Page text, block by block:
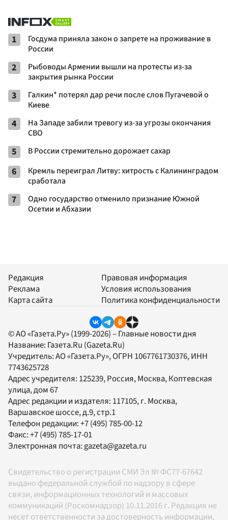
1
Госдума приняла закон о запрете на проживание в
России
2
Рыбоводы Армении вышли на протесты из-за
закрытия рынка России
3
Галкин* потерял дар речи после слов Пугачевой о
Киеве
4
На Западе забили тревогу из-за угрозы окончания
СВО
5 В России стремительно дорожает сахар
6
Кремль переиграл Литву: хитрость с Калининградом
сработала
7
Одно государство отменило признание Южной
Осетии и Абхазии
Редакция
Реклама
Карта сайта
Правовая информация
Условия использования
Политика конфиденциальности
© АО «Газета.Ру» (1999-2026) – Главные новости дня
Название: Газета.Ru (Gazeta.Ru)
Учредитель:АО «Газета.Ру», ОГРН 1067761730376, ИНН
7743625728
Адрес учредителя: 125239, Россия, Москва, Коптевская
улица, дом 67
Адрес редакции и издателя: 117105, г. Москва,
Варшавское шоссе, д.9, стр.1
Телефон редакции:+7 (495) 785-00-12
Факс:+7 (495) 785-17-01
Электронная почта:gazeta@gazeta.ru
Свидетельство о регистрации СМИ Эл № ФС77-67642
выдано федеральной службой по надзору в сфере
связи, информационных технологий и массовых
коммуникаций (Роскомнадзор) 10.11.2016 г. Редакция не
несет ответственности за достоверность информации,